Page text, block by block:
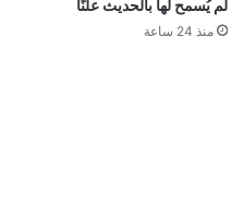
لم يُسمح لها بالحديث علنًا
منذ 24 ساعة